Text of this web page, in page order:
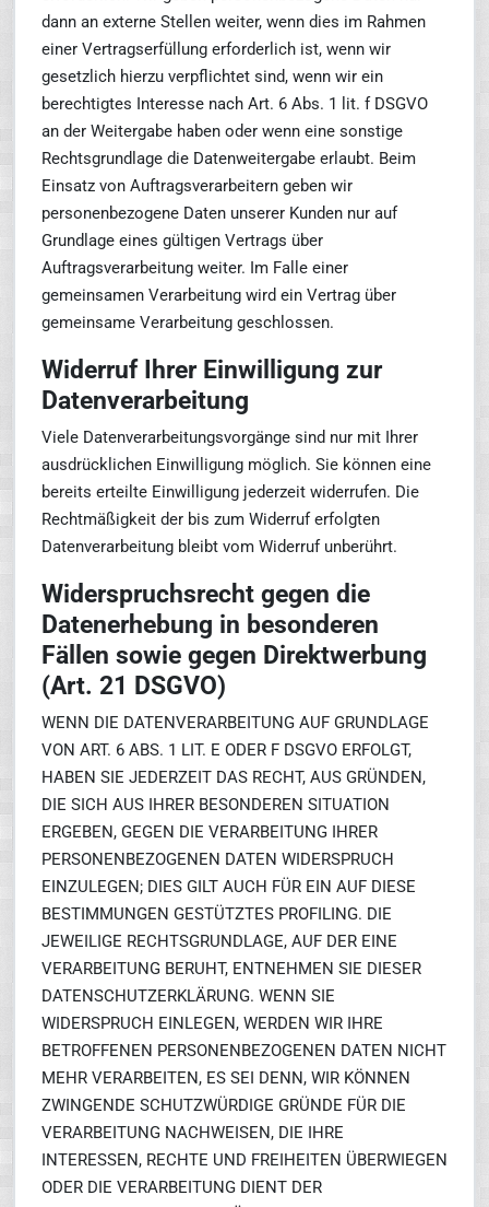
dann an externe Stellen weiter, wenn dies im Rahmen
einer Vertragserfüllung erforderlich ist, wenn wir
gesetzlich hierzu verpflichtet sind, wenn wir ein
berechtigtes Interesse nach Art. 6 Abs. 1 lit. f DSGVO
an der Weitergabe haben oder wenn eine sonstige
Rechtsgrundlage die Datenweitergabe erlaubt. Beim
Einsatz von Auftragsverarbeitern geben wir
personenbezogene Daten unserer Kunden nur auf
Grundlage eines gültigen Vertrags über
Auftragsverarbeitung weiter. Im Falle einer
gemeinsamen Verarbeitung wird ein Vertrag über
gemeinsame Verarbeitung geschlossen.
Widerruf Ihrer Einwilligung zur
Datenverarbeitung
Viele Datenverarbeitungsvorgänge sind nur mit Ihrer
ausdrücklichen Einwilligung möglich. Sie können eine
bereits erteilte Einwilligung jederzeit widerrufen. Die
Rechtmäßigkeit der bis zum Widerruf erfolgten
Datenverarbeitung bleibt vom Widerruf unberührt.
Widerspruchsrecht gegen die
Datenerhebung in besonderen
Fällen sowie gegen Direktwerbung
(Art. 21 DSGVO)
WENN DIE DATENVERARBEITUNG AUF GRUNDLAGE
VON ART. 6 ABS. 1 LIT. E ODER F DSGVO ERFOLGT,
HABEN SIE JEDERZEIT DAS RECHT, AUS GRÜNDEN,
DIE SICH AUS IHRER BESONDEREN SITUATION
ERGEBEN, GEGEN DIE VERARBEITUNG IHRER
PERSONENBEZOGENEN DATEN WIDERSPRUCH
EINZULEGEN; DIES GILT AUCH FÜR EIN AUF DIESE
BESTIMMUNGEN GESTÜTZTES PROFILING. DIE
JEWEILIGE RECHTSGRUNDLAGE, AUF DER EINE
VERARBEITUNG BERUHT, ENTNEHMEN SIE DIESER
DATENSCHUTZERKLÄRUNG. WENN SIE
WIDERSPRUCH EINLEGEN, WERDEN WIR IHRE
BETROFFENEN PERSONENBEZOGENEN DATEN NICHT
MEHR VERARBEITEN, ES SEI DENN, WIR KÖNNEN
ZWINGENDE SCHUTZWÜRDIGE GRÜNDE FÜR DIE
VERARBEITUNG NACHWEISEN, DIE IHRE
INTERESSEN, RECHTE UND FREIHEITEN ÜBERWIEGEN
ODER DIE VERARBEITUNG DIENT DER